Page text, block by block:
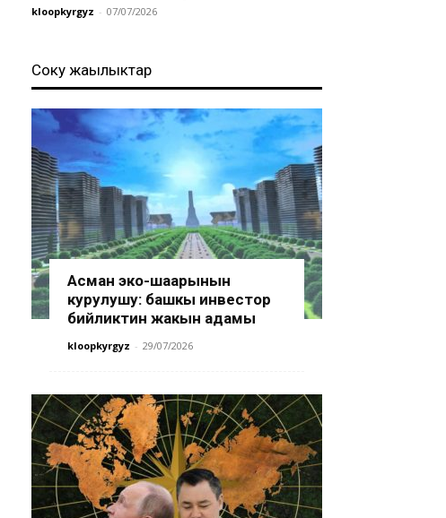
kloopkyrgyz - 07/07/2026
Соңку жаңылыктар
Асман эко-шаарынын
курулушу: башкы инвестор
бийликтин жакын адамы
kloopkyrgyz - 29/07/2026